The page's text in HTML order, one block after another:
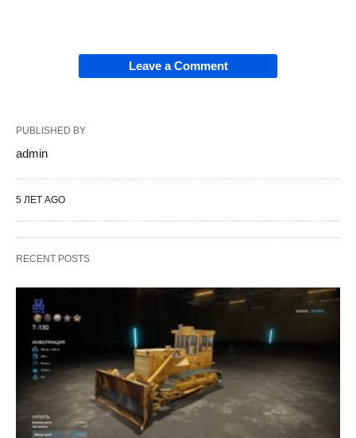
Leave a Comment
PUBLISHED BY
admin
5 ЛЕТ AGO
RECENT POSTS